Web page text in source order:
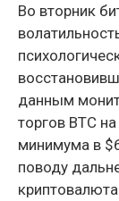
Во вторник
данным
торгов BTC
минимума в
поводу